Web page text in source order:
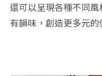
還可以呈現各種不同
有韻味，創造更多元的